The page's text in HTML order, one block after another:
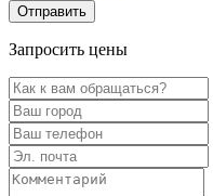
Запросить цены